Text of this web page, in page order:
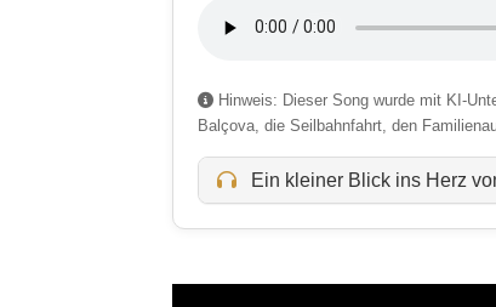
Hinweis: Dieser Song wurde mit KI-
Balçova, die Seilbahnfahrt, den
Ein kleiner Blick ins Herz